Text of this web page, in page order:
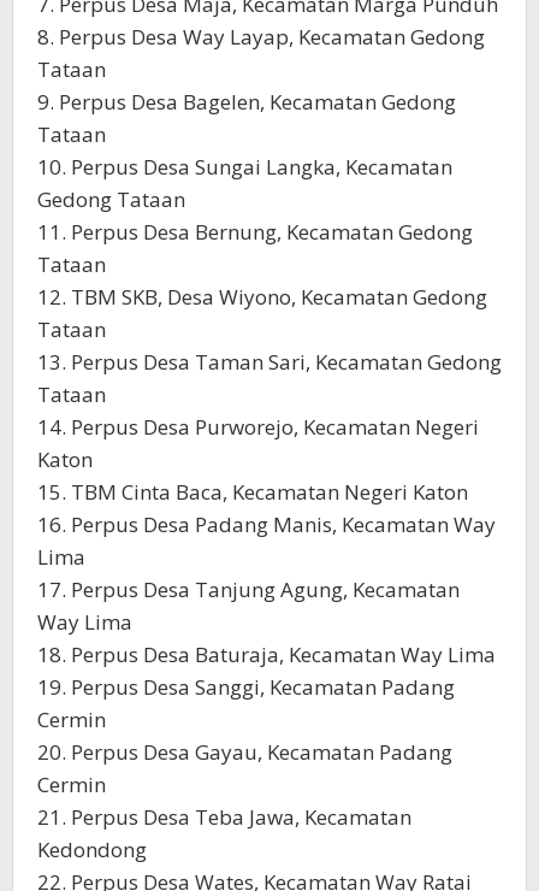
8. Perpus Desa Way Layap, Kecamatan Gedong
Tataan
9. Perpus Desa Bagelen, Kecamatan Gedong
Tataan
10. Perpus Desa Sungai Langka, Kecamatan
Gedong Tataan
11. Perpus Desa Bernung, Kecamatan Gedong
Tataan
12. TBM SKB, Desa Wiyono, Kecamatan Gedong
Tataan
13. Perpus Desa Taman Sari, Kecamatan Gedong
Tataan
14. Perpus Desa Purworejo, Kecamatan Negeri
Katon
15. TBM Cinta Baca, Kecamatan Negeri Katon
16. Perpus Desa Padang Manis, Kecamatan Way
Lima
17. Perpus Desa Tanjung Agung, Kecamatan
Way Lima
18. Perpus Desa Baturaja, Kecamatan Way Lima
19. Perpus Desa Sanggi, Kecamatan Padang
Cermin
20. Perpus Desa Gayau, Kecamatan Padang
Cermin
21. Perpus Desa Teba Jawa, Kecamatan
Kedondong
22. Perpus Desa Wates, Kecamatan Way Ratai